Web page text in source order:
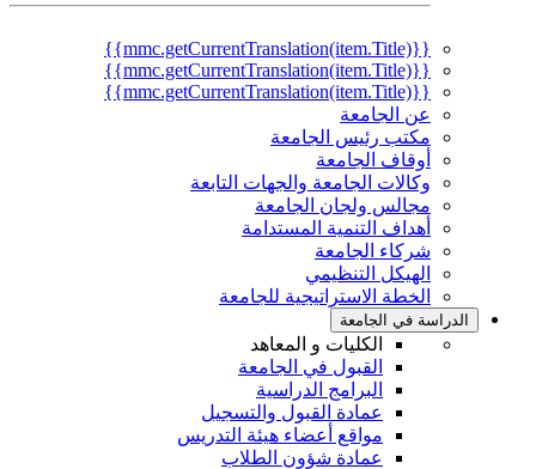
{{mmc.getCurrentTranslation(item.Title)}}
{{mmc.getCurrentTranslation(item.Title)}}
{{mmc.getCurrentTranslation(item.Title)}}
عن الجامعة
مكتب رئيس الجامعة
أوقاف الجامعة
وكالات الجامعة والجهات التابعة
مجالس ولجان الجامعة
أهداف التنمية المستدامة
شركاء الجامعة
الهيكل التنظيمي
الخطة الاستراتيجية للجامعة
الدراسة في الجامعة
الكليات و المعاهد
القبول في الجامعة
البرامج الدراسية
عمادة القبول والتسجيل
مواقع أعضاء هيئة التدريس
عمادة شؤون الطلاب